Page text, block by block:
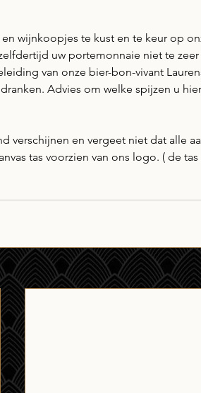
wijnkoopjes te kust en te keur op
uw portemonnaie niet te zeer
van onze bier-bon-vivant
Advies om welke spijzen u
verschijnen en vergeet niet dat alle
tas voorzien van ons logo. ( de